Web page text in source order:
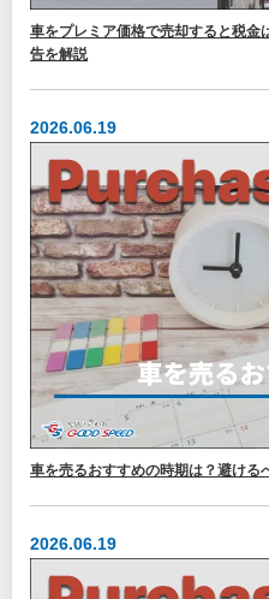
車をプレミア価格で売却すると税金
告を解説
2026.06.19
車を売るおすすめの時期は？避ける
2026.06.19